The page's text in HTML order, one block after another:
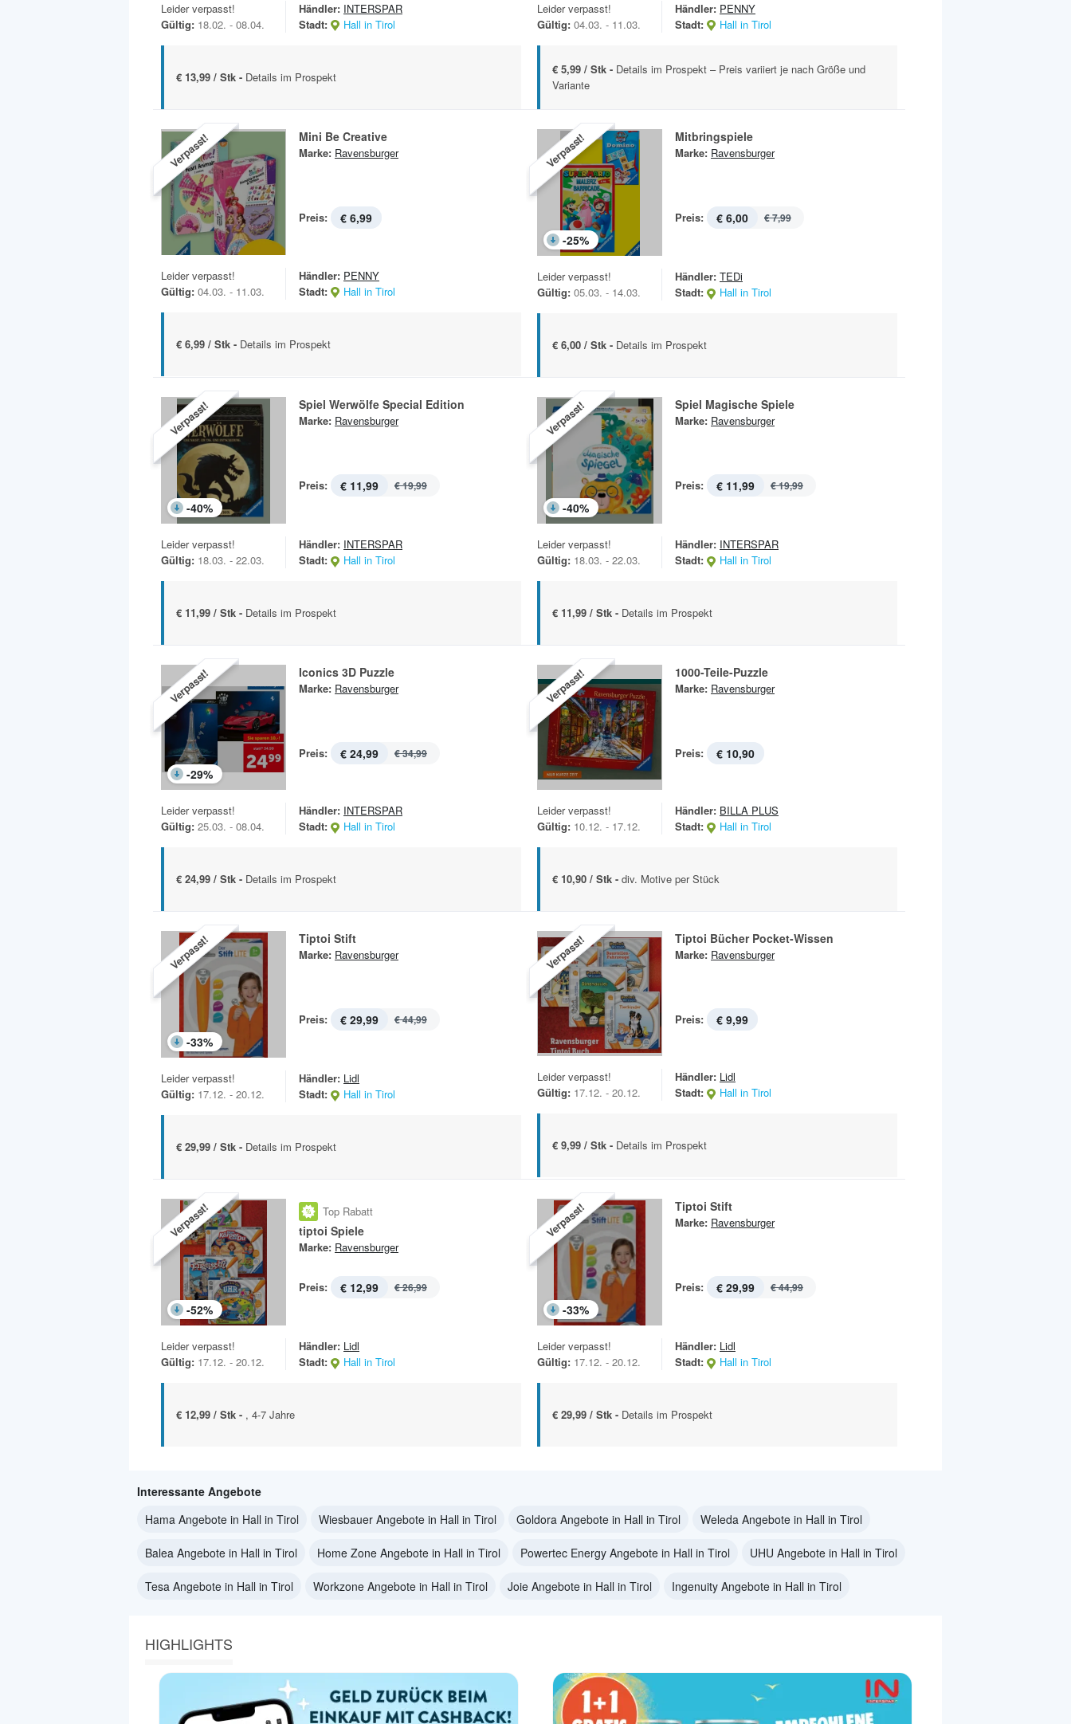
Leider verpasst!
Gültig: 18.02. - 08.04.
Händler: INTERSPAR
Stadt:
Hall in Tirol
€ 13,99 / Stk - Details im Prospekt
Leider verpasst!
Gültig: 04.03. - 11.03.
Händler: PENNY
Stadt:
Hall in Tirol
€ 5,99 / Stk - Details im Prospekt – Preis variiert je nach Größe und
Variante
Verpasst! Mini Be Creative
Marke: Ravensburger
Preis: € 6,99
Leider verpasst!
Gültig: 04.03. - 11.03.
Händler: PENNY
Stadt:
Hall in Tirol
€ 6,99 / Stk - Details im Prospekt
Verpasst!
-25%
Mitbringspiele
Marke: Ravensburger
Preis: € 6,00 € 7,99
Leider verpasst!
Gültig: 05.03. - 14.03.
Händler: TEDi
Stadt:
Hall in Tirol
€ 6,00 / Stk - Details im Prospekt
Verpasst!
-40%
Spiel Werwölfe Special Edition
Marke: Ravensburger
Preis: € 11,99 € 19,99
Leider verpasst!
Gültig: 18.03. - 22.03.
Händler: INTERSPAR
Stadt:
Hall in Tirol
€ 11,99 / Stk - Details im Prospekt
Verpasst!
-40%
Spiel Magische Spiele
Marke: Ravensburger
Preis: € 11,99 € 19,99
Leider verpasst!
Gültig: 18.03. - 22.03.
Händler: INTERSPAR
Stadt:
Hall in Tirol
€ 11,99 / Stk - Details im Prospekt
Verpasst!
-29%
Iconics 3D Puzzle
Marke: Ravensburger
Preis: € 24,99 € 34,99
Leider verpasst!
Gültig: 25.03. - 08.04.
Händler: INTERSPAR
Stadt:
Hall in Tirol
€ 24,99 / Stk - Details im Prospekt
Verpasst! 1000-Teile-Puzzle
Marke: Ravensburger
Preis: € 10,90
Leider verpasst!
Gültig: 10.12. - 17.12.
Händler: BILLA PLUS
Stadt:
Hall in Tirol
€ 10,90 / Stk - div. Motive per Stück
Verpasst!
-33%
Tiptoi Stift
Marke: Ravensburger
Preis: € 29,99 € 44,99
Leider verpasst!
Gültig: 17.12. - 20.12.
Händler: Lidl
Stadt:
Hall in Tirol
€ 29,99 / Stk - Details im Prospekt
Verpasst! Tiptoi Bücher Pocket-Wissen
Marke: Ravensburger
Preis: € 9,99
Leider verpasst!
Gültig: 17.12. - 20.12.
Händler: Lidl
Stadt:
Hall in Tirol
€ 9,99 / Stk - Details im Prospekt
Verpasst!
-52%
Top Rabatt
tiptoi Spiele
Marke: Ravensburger
Preis: € 12,99 € 26,99
Leider verpasst!
Gültig: 17.12. - 20.12.
Händler: Lidl
Stadt:
Hall in Tirol
€ 12,99 / Stk - , 4-7 Jahre
Verpasst!
-33%
Tiptoi Stift
Marke: Ravensburger
Preis: € 29,99 € 44,99
Leider verpasst!
Gültig: 17.12. - 20.12.
Händler: Lidl
Stadt:
Hall in Tirol
€ 29,99 / Stk - Details im Prospekt
Interessante Angebote
Hama Angebote in Hall in Tirol
Wiesbauer Angebote in Hall in Tirol Goldora Angebote in Hall in Tirol Weleda Angebote in Hall in Tirol
Balea Angebote in Hall in Tirol Home Zone Angebote in Hall in Tirol Powertec Energy Angebote in Hall in Tirol UHU Angebote in Hall in Tirol
Tesa Angebote in Hall in Tirol Workzone Angebote in Hall in Tirol Joie Angebote in Hall in Tirol Ingenuity Angebote in Hall in Tirol
HIGHLIGHTS